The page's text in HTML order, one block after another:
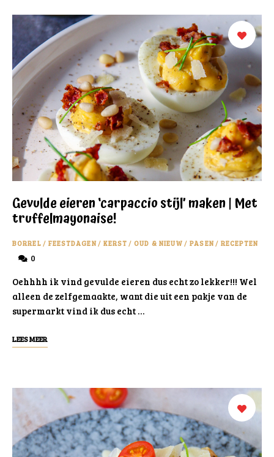
Gevulde eieren ‘carpaccio stijl’ maken | Met
truffelmayonaise!
BORREL / FEESTDAGEN/ KERST / OUD & NIEUW / PASEN/ RECEPTEN
0
Oehhhh ik vind gevulde eieren dus echt zo lekker!!! Wel
alleen de zelfgemaakte, want die uit een pakje van de
supermarkt vind ik dus echt …
LEES MEER